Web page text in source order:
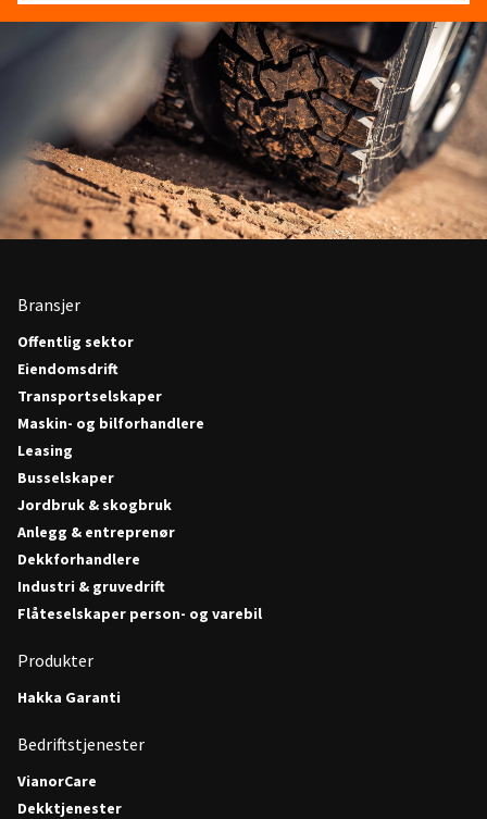
Bransjer
Offentlig sektor
Eiendomsdrift
Transportselskaper
Maskin- og bilforhandlere
Leasing
Busselskaper
Jordbruk & skogbruk
Anlegg & entreprenør
Dekkforhandlere
Industri & gruvedrift
Flåteselskaper person- og varebil
Produkter
Hakka Garanti
Bedriftstjenester
VianorCare
Dekktjenester